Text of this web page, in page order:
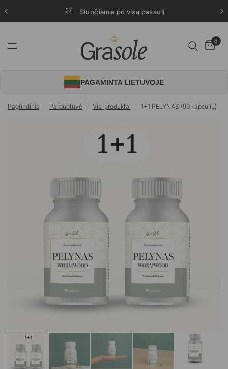
Siunčiame po visą pasaulį
0
PAGAMINTA LIETUVOJE
Pagrindinis Parduotuvė Visi produktai 1+1 PELYNAS (90 kapsulių)